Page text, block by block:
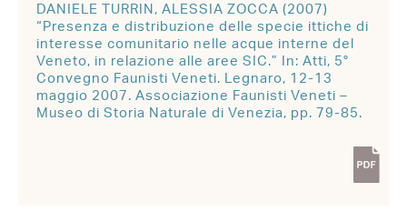
DANIELE TURRIN, ALESSIA ZOCCA (2007)
“Presenza e distribuzione delle specie ittiche di
interesse comunitario nelle acque interne del
Veneto, in relazione alle aree SIC.” In: Atti, 5°
Convegno Faunisti Veneti. Legnaro, 12-13
maggio 2007. Associazione Faunisti Veneti –
Museo di Storia Naturale di Venezia, pp. 79-85.